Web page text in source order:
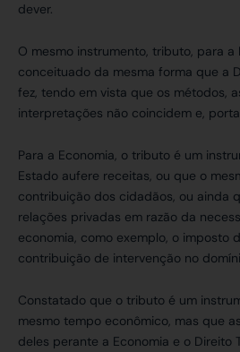
dever.
O mesmo instrumento, tributo, para
conceituado da mesma forma que a
fez, tendo em vista que os métodos,
interpretações não coincidem e,
Para a Economia, o tributo é um
Estado aufere receitas, ou que o
contribuição dos cidadãos, ou ainda
relações privadas em razão da
economia, como exemplo, o imposto
contribuição de intervenção no
Constatado que o tributo é um
mesmo tempo econômico, mas que
deles perante a Economia e o Direito